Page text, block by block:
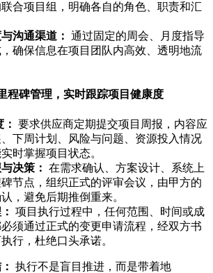
合项目组，明确各自的角色、职责和汇
沟通渠道： 通过固定的周会、月度指导
确保信息在项目团队内高效、透明地流
程碑管理，实时跟踪项目健康度
要求供应商定期提交项目周报，内容应
下周计划、风险与问题、资源投入情况
时掌握项目状态。
决策： 在需求确认、方案设计、系统上
节点，组织正式的评审会议，由甲方的
，避免后期推倒重来。
项目执行过程中，任何范围、时间或成
须通过正式的变更申请流程，经双方书
行，杜绝口头承诺。
执行不是盲目推进，而是带着地